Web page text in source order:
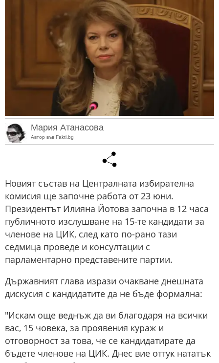
Мария Атанасова
Автор във Fakti.bg
Новият състав на Централната избирателна
комисия ще започне работа от 23 юни.
Президентът Илияна Йотова започна в 12 часа
публичното изслушване на 15-те кандидати за
членове на ЦИК, след като по-рано тази
седмица проведе и консултации с
парламентарно представените партии.
Държавният глава изрази очакване днешната
дискусия с кандидатите да не бъде формална:
"Искам още веднъж да ви благодаря на всички
вас, 15 човека, за проявения кураж и
отговорност за това, че се кандидатирате да
бъдете членове на ЦИК. Днес вие оттук нататък